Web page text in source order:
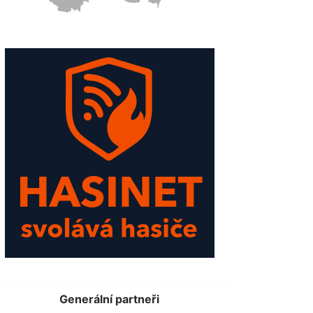
Generální partneři